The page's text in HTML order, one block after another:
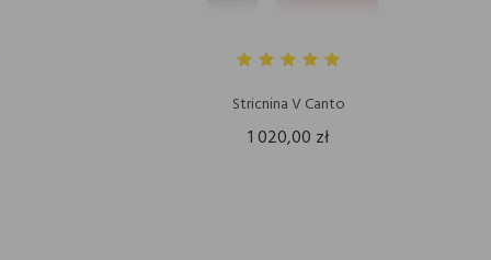
Stricnina V Canto
1 020,00 zł